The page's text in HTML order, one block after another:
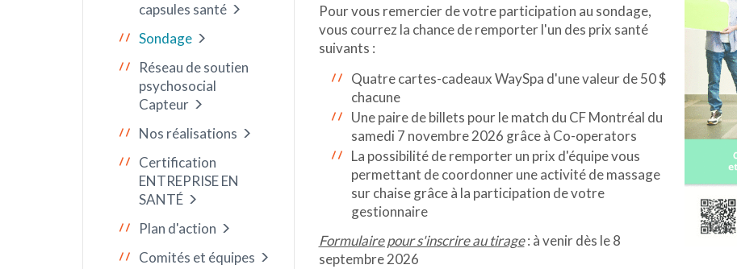
capsules santé
Sondage
Réseau de soutien
psychosocial
Capteur
Nos réalisations
Certification
ENTREPRISE EN
SANTÉ
Plan d'action
Comités et équipes
Pour vous remercier de votre participation au sondage,
vous courrez la chance de remporter l'un des prix santé
suivants :
Quatre cartes-cadeaux WaySpa d'une valeur de 50 $
chacune
Une paire de billets pour le match du CF Montréal du
samedi 7 novembre 2026 grâce à Co-operators
La possibilité de remporter un prix d'équipe vous
permettant de coordonner une activité de massage
sur chaise grâce à la participation de votre
gestionnaire
Formulaire pour s'inscrire au tirage: à venir dès le 8
septembre 2026